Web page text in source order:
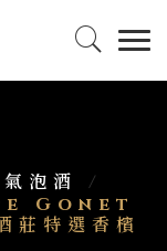
泡酒
/
Gonet
特選香檳